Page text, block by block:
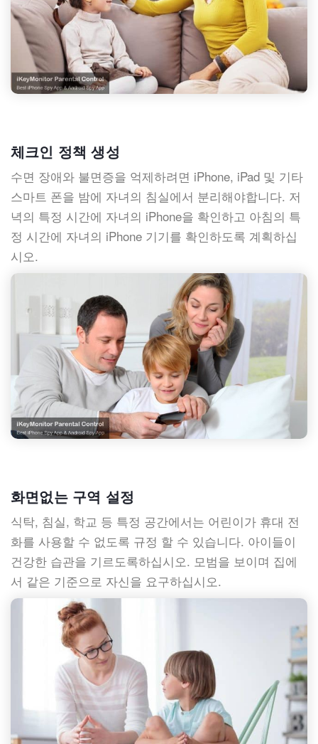
체크인 정책 생성
수면 장애와 불면증을 억제하려면 iPhone, iPad 및 기타
스마트 폰을 밤에 자녀의 침실에서 분리해야합니다. 저
녁의 특정 시간에 자녀의 iPhone을 확인하고 아침의 특
정 시간에 자녀의 iPhone 기기를 확인하도록 계획하십
시오.
화면없는 구역 설정
식탁, 침실, 학교 등 특정 공간에서는 어린이가 휴대 전
화를 사용할 수 없도록 규정 할 수 있습니다. 아이들이
건강한 습관을 기르도록하십시오. 모범을 보이며 집에
서 같은 기준으로 자신을 요구하십시오.